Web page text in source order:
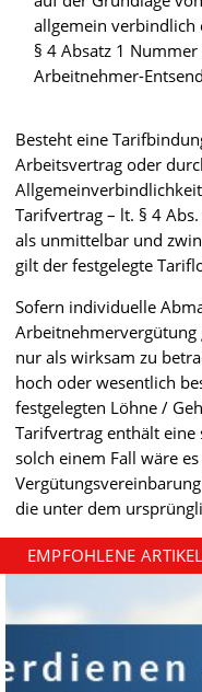
allgemein verbindlich
§ 4 Absatz 1
Arbeitnehmer-
Besteht eine
Arbeitsvertrag oder
Tarifvertrag – lt. § 4 Abs.
als unmittelbar und
gilt der festgelegte
Sofern individuelle
nur als wirksam zu
hoch oder wesentlich
festgelegten Löhne /
Tarifvertrag enthält eine
solch einem Fall wäre
die unter dem
EMPFOHLENE